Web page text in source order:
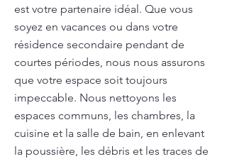
est votre partenaire idéal. Que vous
soyez en vacances ou dans votre
résidence secondaire pendant de
courtes périodes, nous nous assurons
que votre espace soit toujours
impeccable. Nous nettoyons les
espaces communs, les chambres, la
cuisine et la salle de bain, en enlevant
la poussière, les débris et les traces de